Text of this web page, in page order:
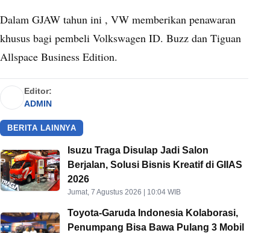
Dalam GJAW tahun ini , VW memberikan penawaran
khusus bagi pembeli Volkswagen ID. Buzz dan Tiguan
Allspace Business Edition.
Editor:
ADMIN
BERITA LAINNYA
Isuzu Traga Disulap Jadi Salon
Berjalan, Solusi Bisnis Kreatif di GIIAS
2026
Jumat, 7 Agustus 2026 | 10:04 WIB
Toyota-Garuda Indonesia Kolaborasi,
Penumpang Bisa Bawa Pulang 3 Mobil